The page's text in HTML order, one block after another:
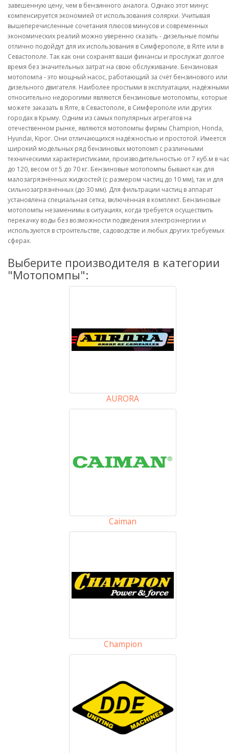
завешенную цену, чем в бензинного аналога. Однако этот минус
компенсируется экономией от использования солярки. Учитывая
вышеперечисленные сочетания плюсов минусов и современных
экономических реалий можно уверенно сказать - дизельные помпы
отлично подойдут для их использования в Симферополе, в Ялте или в
Севастополе. Так как они сохранят ваши финансы и прослужат долгое
время без значительных затрат на свою обслуживание. Бензиновая
мотопомпа - это мощный насос, работающий за счёт бензинового или
дизельного двигателя. Наиболее простыми в эксплуатации,
относительно недорогими являются бензиновые мотопомпы, которые
можете заказать в Ялте, в Севастополе, в Симферополе или других
городах в Крыму. Одним из самых популярных агрегатов на
отечественном рынке, являются мотопомпы фирмы Champion, Honda,
Hyundai, Kipor. Они отличающихся надёжностью и простотой. Имеется
широкий модельных ряд бензиновых мотопомп с различными
техническими характеристиками, производительностью от 7 куб.м в час
до 120, весом от 5 до 70 кг. Бензиновые мотопомпы бывают как для
малозагрязнённых жидкостей (с размером частиц до 10 мм), так и для
сильнозагрязнённых (до 30 мм). Для фильтрации частиц в аппарат
установлена специальная сетка, включённая в комплект. Бензиновые
мотопомпы незаменимы в ситуациях, когда требуется осуществить
перекачку воды без возможности подведения электроэнергии и
используются в строительстве, садоводстве и любых других требуемых
сферах.
Выберите производителя в категории
"Мотопомпы":
AURORA
Caiman
Champion